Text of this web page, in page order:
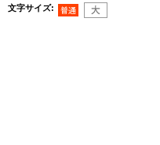
文字サイズ: